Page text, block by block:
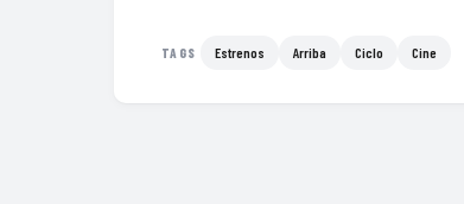
TAGS Estrenos Arriba Ciclo Cine